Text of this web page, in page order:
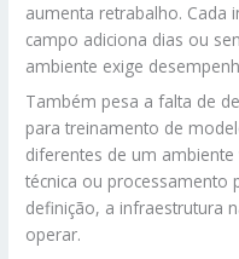
aumenta retrabalho. Cada
campo adiciona dias ou
ambiente exige
Também pesa a falta de
para treinamento de
diferentes de um
técnica ou processamento
definição, a infraestrutura
operar.